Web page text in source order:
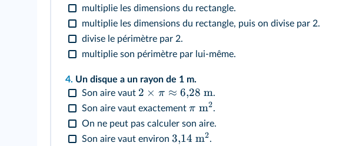
multiplie les dimensions du rectangle.
multiplie les dimensions du rectangle, puis on divise par 2.
divise le périmètre par 2.
multiplie son périmètre par lui-même.
4. Un disque a un rayon de 1 m.
Son aire vaut 2 × π ≈ 6,28 m.
Son aire vaut exactement π m2.
On ne peut pas calculer son aire.
Son aire vaut environ 3,14 m2.